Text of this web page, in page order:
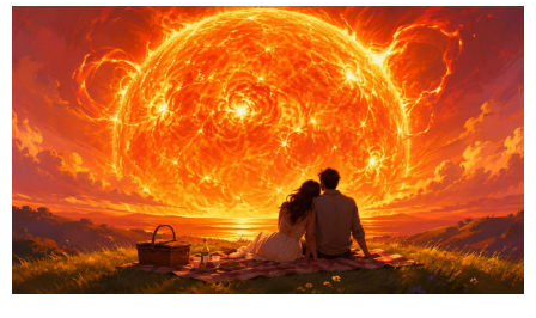
Cámara de Representantes de EE. UU. mostró que China
Mobile, China Telecom y China Unicom conservaron equipo,
espacios en centros de datos y enlaces de red en el país tras
las restricciones de la Comisión Federal de Comunicaciones.
Entre 2019 y 2022 el regulador negó a China Mobile la
autorización para servicios internacionales y revocó las
licencias de las filiales estadounidenses de China Telecom y
China Unicom. Sin embargo, las decisiones no obligaban a
las empresas a desmontar equipos, abandonar centros de
datos o cortar conexiones de red privadas.